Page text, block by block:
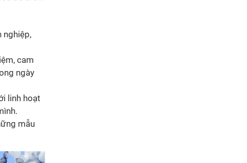
nghiệp,
cam
ngày
linh hoạt
mẫu